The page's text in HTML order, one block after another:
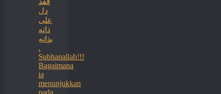
دل
على
ذاته
بذاتهِ
.
Subhanallah!!!
Bagaimana
ia
menunjukkan
pada